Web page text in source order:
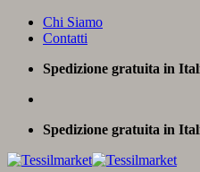
Salta
Chi Siamo
Contatti
Spedizione gratuita in
Spedizione gratuita in